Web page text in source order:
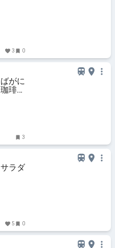
3 0
がに
琲と
3
ラダ
5 0